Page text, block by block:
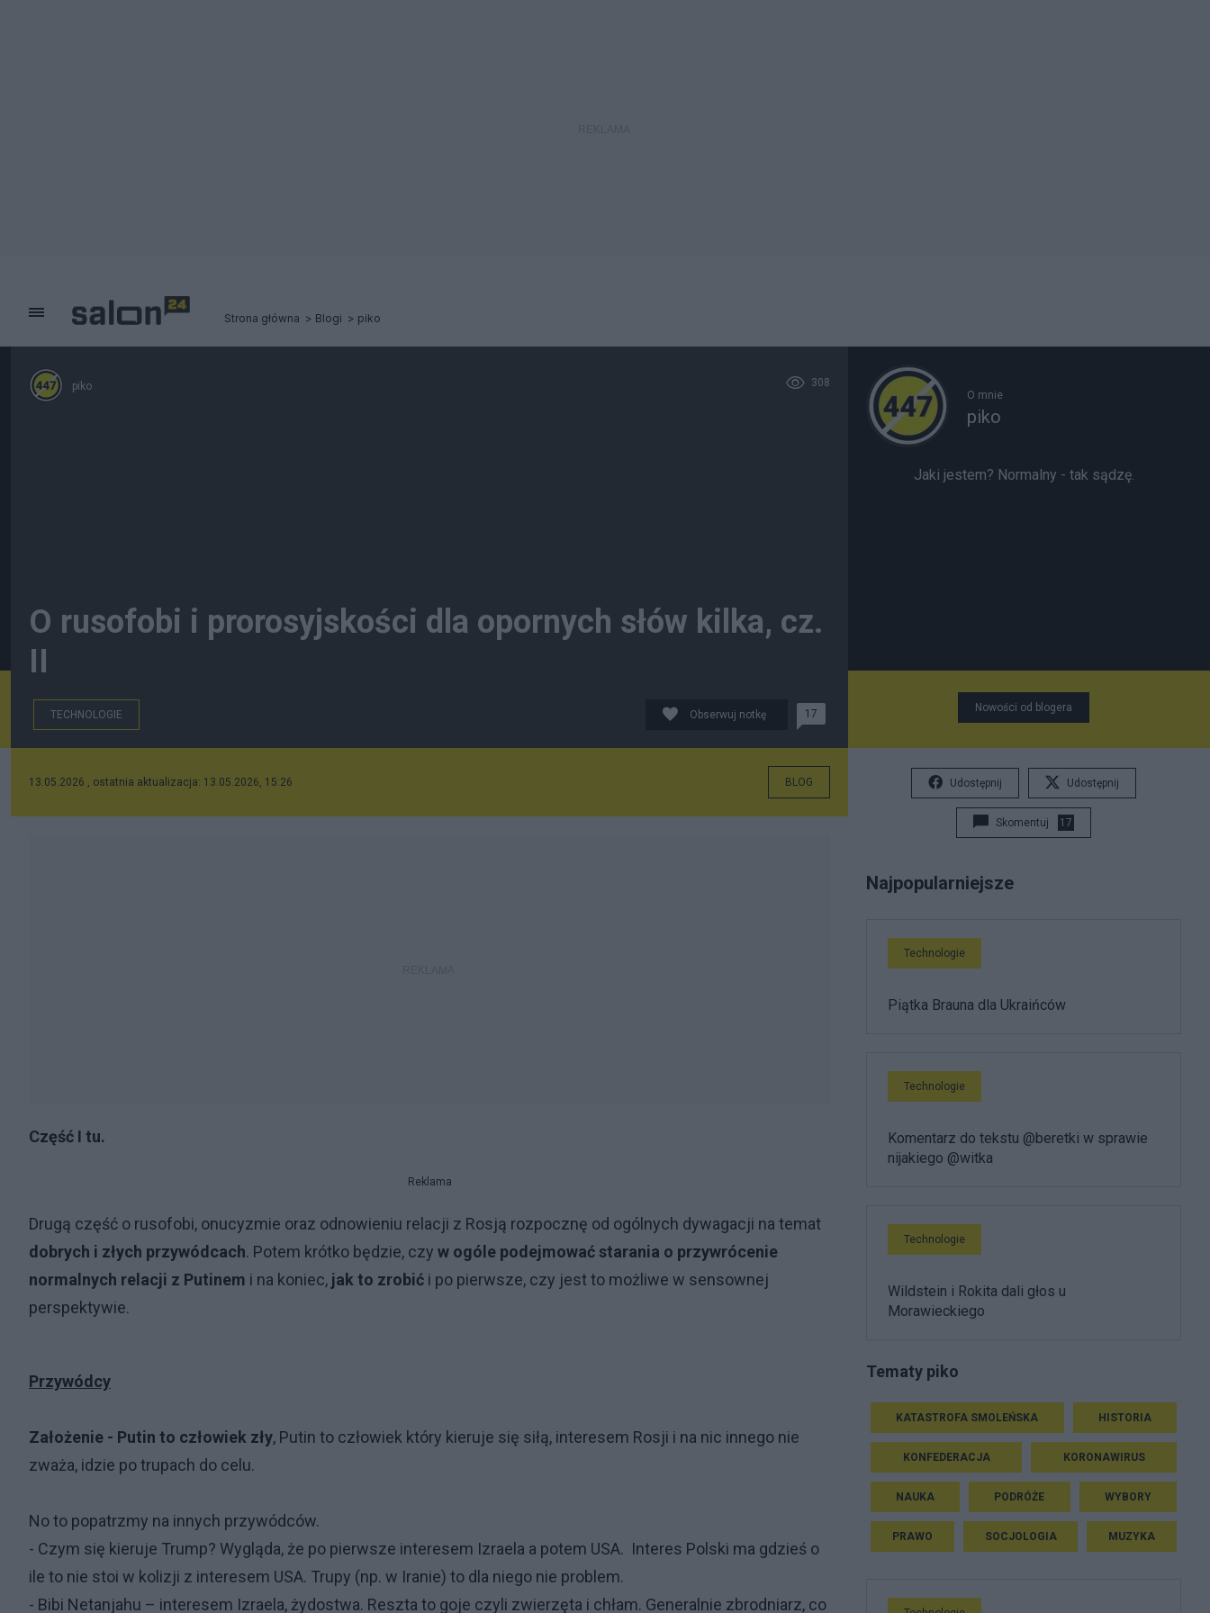
Strona główna Blogi piko
piko 308
O rusofobi i prorosyjskości dla opornych słów kilka, cz.
II
TECHNOLOGIE Obserwuj notkę 17
13.05.2026 , ostatnia aktualizacja: 13.05.2026, 15:26 BLOG
Część I tu.
Reklama
Drugą część o rusofobi, onucyzmie oraz odnowieniu relacji z Rosją rozpocznę od ogólnych dywagacji na temat
dobrych i złych przywódcach. Potem krótko będzie, czy w ogóle podejmować starania o przywrócenie
normalnych relacji z Putinem i na koniec, jak to zrobić i po pierwsze, czy jest to możliwe w sensownej
perspektywie.
Przywódcy
Założenie - Putin to człowiek zły, Putin to człowiek który kieruje się siłą, interesem Rosji i na nic innego nie
zważa, idzie po trupach do celu.
No to popatrzmy na innych przywódców.
- Czym się kieruje Trump? Wygląda, że po pierwsze interesem Izraela a potem USA. Interes Polski ma gdzieś o
ile to nie stoi w kolizji z interesem USA. Trupy (np. w Iranie) to dla niego nie problem.
- Bibi Netanjahu – interesem Izraela, żydostwa. Reszta to goje czyli zwierzęta i chłam. Generalnie zbrodniarz, co
O mnie
piko
Jaki jestem? Normalny - tak sądzę.
Nowości od blogera
Udostępnij Udostępnij
Skomentuj 17
Najpopularniejsze
Technologie
Piątka Brauna dla Ukraińców
Technologie
Komentarz do tekstu @beretki w sprawie
nijakiego @witka
Technologie
Wildstein i Rokita dali głos u
Morawieckiego
Tematy piko
KATASTROFA SMOLEŃSKA HISTORIA
KONFEDERACJA KORONAWIRUS
NAUKA PODRÓŻE WYBORY
PRAWO SOCJOLOGIA MUZYKA